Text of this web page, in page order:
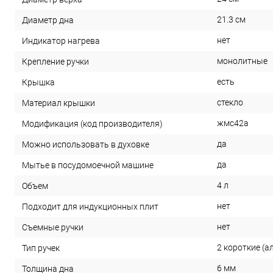
Диаметр дна 21.3 см
Индикатор нагрева нет
Крепление ручки монолитные
Крышка есть
Материал крышки стекло
Модификация (код производителя) жмс42а
Можно использовать в духовке да
Мытье в посудомоечной машине да
Объем 4 л
Подходит для индукционных плит нет
Съемные ручки нет
Тип ручек 2 короткие
Толщина дна 6 мм